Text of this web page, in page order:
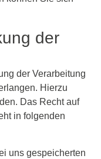
der
der Verarbeitung
Hierzu
Das Recht auf
in folgenden
uns gespeicherten